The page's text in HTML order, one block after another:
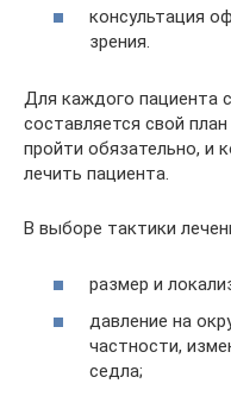
консультация
зрения.
Для каждого пациента
составляется свой
пройти обязательно, и
лечить пациента.
В выборе тактики
размер и
давление на
частности,
седла;